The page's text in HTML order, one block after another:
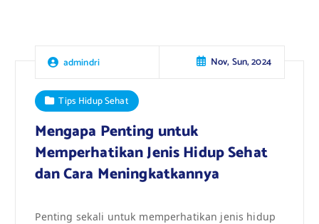
admindri Nov, Sun, 2024
Tips Hidup Sehat
Mengapa Penting untuk
Memperhatikan Jenis Hidup Sehat
dan Cara Meningkatkannya
Penting sekali untuk memperhatikan jenis hidup